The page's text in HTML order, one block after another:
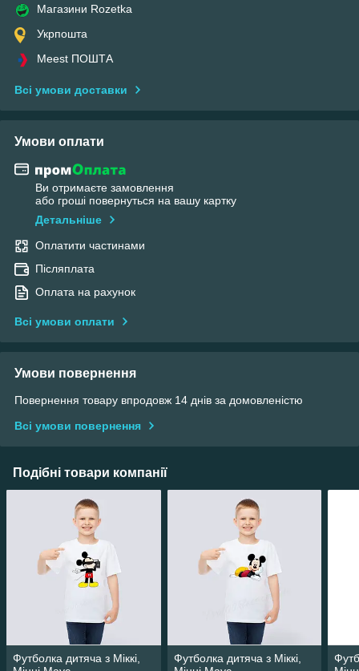
Магазини Rozetka
Укрпошта
Meest ПОШТА
Всі умови доставки
Умови оплати
Ви отримаєте замовлення
або гроші повернуться на вашу картку
Детальніше
Оплатити частинами
Післяплата
Оплата на рахунок
Всі умови оплати
Умови повернення
Повернення товару впродовж 14 днів за домовленістю
Всі умови повернення
Подібні товари компанії
Футболка дитяча з Міккі,
Футболка дитяча з Міккі,